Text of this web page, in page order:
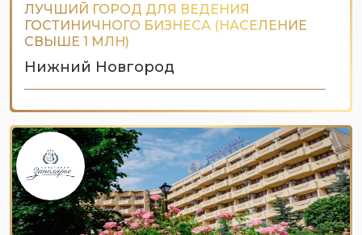
ЛУЧШИЙ ГОРОД ДЛЯ ВЕДЕНИЯ
ГОСТИНИЧНОГО БИЗНЕСА (НАСЕЛЕНИЕ
СВЫШЕ 1 МЛН)
Нижний Новгород